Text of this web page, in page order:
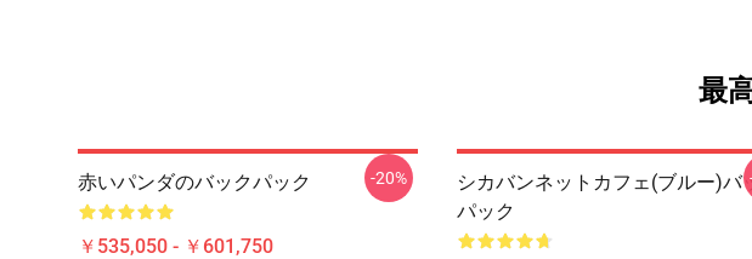
最
赤いパンダのバックパック
￥535,050 - ￥601,750
-20%
シカバンネットカフェ(ブルー)バ
パック